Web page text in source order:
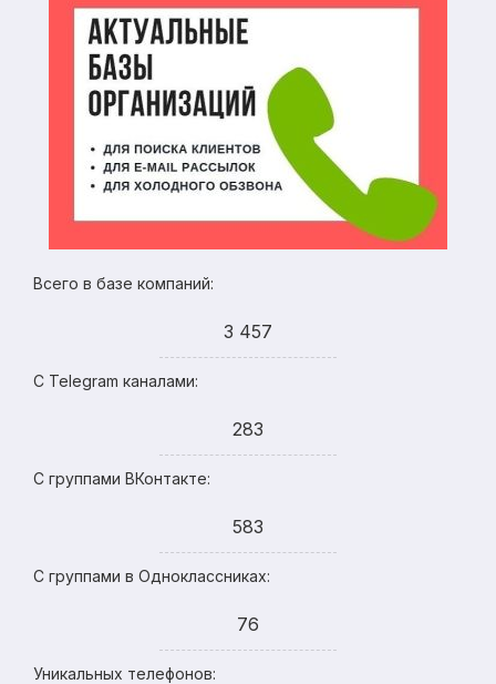
Всего в базе компаний:
3 457
С Telegram каналами:
283
С группами ВКонтакте:
583
С группами в Одноклассниках:
76
Уникальных телефонов: